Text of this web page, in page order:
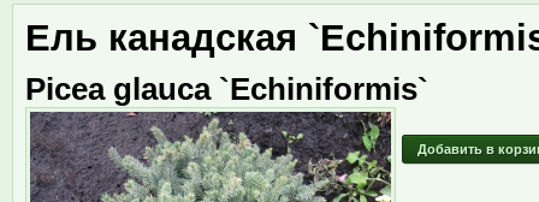
Ель канадская
Picea glauca `Echiniformis`
Добавить в